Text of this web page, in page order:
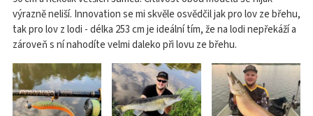
výrazně neliší. Innovation se mi skvěle osvědčil jak pro lov ze břehu,
tak pro lov z lodi - délka 253 cm je ideální tím, že na lodi nepřekáží a
zároveň s ní nahodíte velmi daleko při lovu ze břehu.